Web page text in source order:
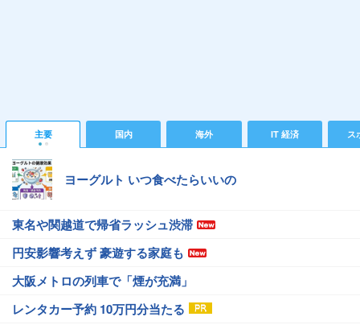
主要 国内 海外 IT 経済 ス
ヨーグルト いつ食べたらいいの
東名や関越道で帰省ラッシュ渋滞
円安影響考えず 豪遊する家庭も
大阪メトロの列車で「煙が充満」
レンタカー予約 10万円分当たる